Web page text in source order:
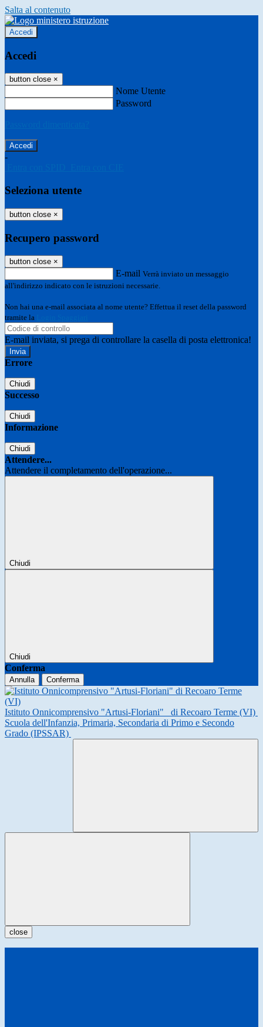
Salta al contenuto
Accedi
Accedi
button close ×
Nome Utente
Password
-
Seleziona utente
button close ×
Recupero password
button close ×
E-mail Verrà inviato un messaggio
all'indirizzo indicato con le istruzioni necessarie.
Non hai una e-mail associata al nome utente? Effettua il reset della password
tramite la
E-mail inviata, si prega di controllare la casella di posta elettronica!
Errore
Chiudi
Successo
Chiudi
Informazione
Chiudi
Attendere...
Attendere il completamento dell'operazione...
Chiudi
Chiudi
Conferma
Annulla Conferma
Istituto Onnicomprensivo "Artusi-Floriani"
di Recoaro Terme (VI)
Scuola dell'Infanzia, Primaria, Secondaria di Primo e Secondo
Grado (IPSSAR)
close